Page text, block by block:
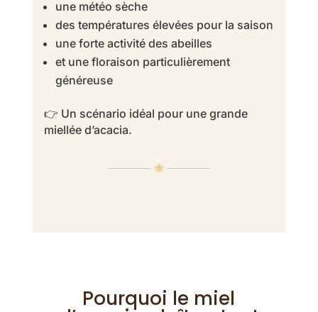
une météo sèche
des températures élevées pour la saison
une forte activité des abeilles
et une floraison particulièrement
généreuse
👉 Un scénario idéal pour une grande
miellée d’acacia.
────── 🐝 ──────
Pourquoi le miel